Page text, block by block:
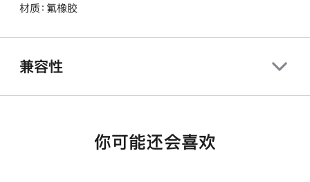
材质：氟橡胶
兼容性
你可能还会喜欢